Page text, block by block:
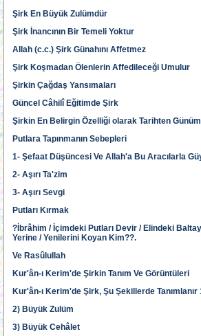
Şirk En Büyük Zulümdür
Şirk İnancının Bir Temeli Yoktur
Allah (c.c.) Şirk Günahını Affetmez
Şirk Koşmadan Ölenlerin Affedileceği Umulur
Şirkin Çağdaş Yansımaları
Güncel Câhilî Eğitimde Şirk
Şirkin En Belirgin Özelliği olarak Tarihten
Putlara Tapınmanın Sebepleri
1- Şefaat Düşüncesi Ve Allah'a Bu Aracılarla
2- Aşırı Ta'zim
3- Aşırı Sevgi
Putları Kırmak
?İbrâhim / İçimdeki Putları Devir / Elindeki
Yerine / Yenilerini Koyan Kim??.
Ve Rasûlullah
Kur'ân-ı Kerim'de Şirkin Tanım Ve Görüntüleri
Kur'ân-ı Kerim'de Şirk, Şu Şekillerde
2) Büyük Zulüm
3) Büyük Cehâlet